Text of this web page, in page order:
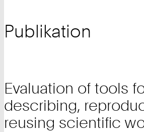
Publikation
Evaluation of tools
describing,
reusing scientific